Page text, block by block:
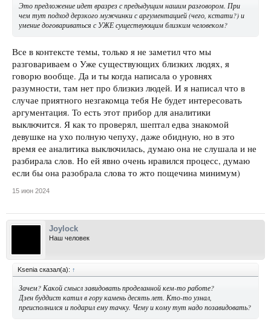
Это предложение идет вразрез с предыдущим нашим разговором. При
чем тут подход дерзкого мужчинки с аргументацией (чего, кстати?) и
умение договариваться с УЖЕ существующим близким человеком?
Все в контексте темы, только я не заметил что мы
разговариваем о Уже существующих близких людях, я
говорю вообще. Да и ты когда написала о уровнях
разумности, там нет про близкиз людей. И я написал что в
случае приятного незгакомца тебя Не будет интересовать
аргументация. То есть этот прибор для аналитики
выключится. Я как то проверял, шептал едва знакомой
девушке на ухо полную чепуху, даже обидную, но в это
время ее аналитика выключилась, думаю она не слушала и не
разбирала слов. Но ей явно очень нравился процесс, думаю
если бы она разобрала слова то жто пощечина минимум)
15 июн 2024
Joylock
Наш человек
Ksenia сказал(а): ↑
Зачем? Какой смысл завидовать проделанной кем-то работе?
Дзен буддист катил в гору камень десять лет. Кто-то узнал,
преисполнился и подарил ему тачку. Чему и кому тут надо позавидовать?